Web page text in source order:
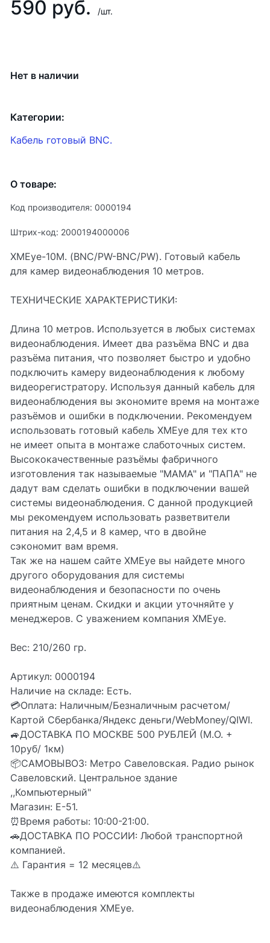
590 руб. /шт.
Категории:
Кабель готовый BNC.
О товаре:
Код производителя: 0000194
Штрих-код: 2000194000006
XMEye-10М. (BNC/PW-BNC/PW). Готовый кабель
для камер видеонаблюдения 10 метров.
ТЕХНИЧЕСКИЕ ХАРАКТЕРИСТИКИ:
Длина 10 метров. Используется в любых системах
видеонаблюдения. Имеет два разъёма BNC и два
разъёма питания, что позволяет быстро и удобно
подключить камеру видеонаблюдения к любому
видеорегистратору. Используя данный кабель для
видеонаблюдения вы экономите время на монтаже
разъёмов и ошибки в подключении. Рекомендуем
использовать готовый кабель XMEye для тех кто
не имеет опыта в монтаже слаботочных систем.
Высококачественные разъёмы фабричного
изготовления так называемые "МАМА" и "ПАПА" не
дадут вам сделать ошибки в подключении вашей
системы видеонаблюдения. С данной продукцией
мы рекомендуем использовать разветвители
питания на 2,4,5 и 8 камер, что в двойне
сэкономит вам время.
Так же на нашем сайте XMEye вы найдете много
другого оборудования для системы
видеонаблюдения и безопасности по очень
приятным ценам. Скидки и акции уточняйте у
менеджеров. С уважением компания XMEye.
Вес: 210/260 гр.
Артикул: 0000194
Наличие на складе: Есть.
💳Оплата: Наличным/Безналичным расчетом/
Картой Сбербанка/Яндекс деньги/WebMoney/QIWI.
🚙ДОСТАВКА ПО МОСКВЕ 500 РУБЛЕЙ (М.О. +
10руб/ 1км)
📦CАМОВЫВОЗ: Метро Савеловская. Радио рынок
Савеловский. Центральное здание
,,Компьютерный"
Магазин: Е-51.
⏰Время работы: 10:00-21:00.
🚗ДОСТАВКА ПО РОССИИ: Любой транспортной
компанией.
⚠️ Гарантия = 12 месяцев⚠️
Также в продаже имеются комплекты
видеонаблюдения XMEye.
Нет в наличии